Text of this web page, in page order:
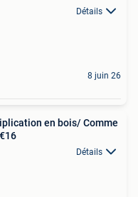
Détails
8 juin 26
en bois/ Comme
Détails